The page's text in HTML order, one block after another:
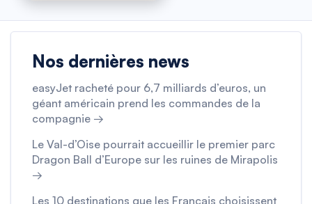
Nos dernières news
easyJet racheté pour 6,7 milliards d’euros, un
géant américain prend les commandes de la
compagnie →
Le Val-d’Oise pourrait accueillir le premier parc
Dragon Ball d’Europe sur les ruines de Mirapolis
→
Les 10 destinations que les Français choisissent